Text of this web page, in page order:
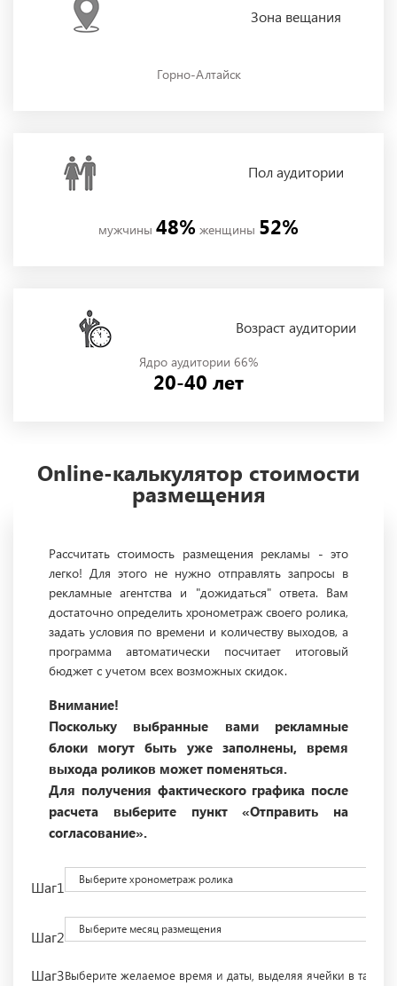
Зона вещания
Горно-Алтайск
Полаудитории
мужчины 48% женщины 52%
Возраст аудитории
Ядро аудитории 66%
20-40 лет
Online-калькулятор стоимости
размещения
Рассчитать стоимость размещения рекламы - это
легко! Для этого не нужно отправлять запросы в
рекламные агентства и "дожидаться" ответа. Вам
достаточно определить хронометраж своего ролика,
задать условия по времени и количеству выходов, а
программа автоматически посчитает итоговый
бюджет с учетом всех возможных скидок.
Внимание!
Поскольку выбранные вами рекламные
блоки могут быть уже заполнены, время
выхода роликов может поменяться.
Для получения фактического графика после
расчета выберите пункт «Отправить на
согласование».
Шаг1 Выберите хронометраж ролика
Шаг2 Выберите месяц размещения
Шаг3Выберите желаемое время и даты, выделяя ячейки в